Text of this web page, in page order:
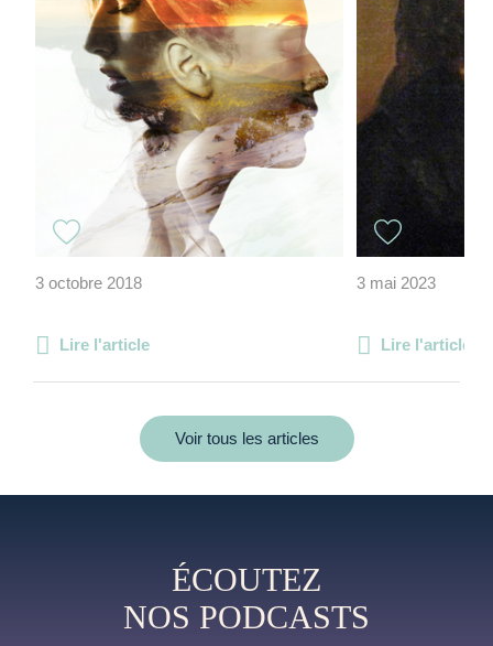
3 octobre 2018
Lire l'article
3 mai 2023
Lire l'article
Voir tous les articles
ÉCOUTEZ
NOS PODCASTS